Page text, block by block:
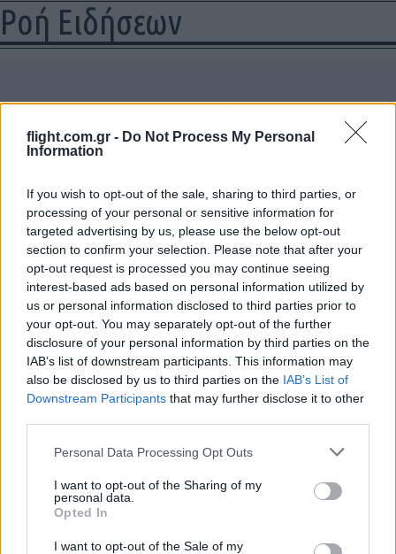
flight.com.gr - Do Not Process My Personal
Information
If you wish to opt-out of the sale, sharing to third parties, or
processing of your personal or sensitive information for
targeted advertising by us, please use the below opt-out
section to confirm your selection. Please note that after your
opt-out request is processed you may continue seeing
interest-based ads based on personal information utilized by
us or personal information disclosed to third parties prior to
your opt-out. You may separately opt-out of the further
disclosure of your personal information by third parties on the
IAB’s list of downstream participants. This information may
also be disclosed by us to third parties on the IAB’s List of
Downstream Participants that may further disclose it to other
Please note that this website/app uses one or more Google
not limited to your visit or usage behaviour. You may click to
grant or deny consent to Google and its third-party tags to
use your data for below specified purposes in below Google
consent section.
Personal Data Processing Opt Outs
I want to opt-out of the Sharing of my
personal data.
Opted In
I want to opt-out of the Sale of my
Ροή Ειδήσεων
ΣΑΝ ΣΗΜΕΡΑ – 7 Αυγούστου 626: Η
Κωνσταντινούπολη σώζεται από
Αβάρους και Πέρσες
14:01
«Στη φόρα» για πρώτη φορά
βομβαρδιστικό H-6N με τον πυρηνικό
βαλλιστικό πύραυλο JL-1 εν πτήσει –
Βίντεο
13:13
Νέο αεροδρόμιο Ηρακλείου: Τον
Νοέμβριο του 2028 η έναρξη
λειτουργίας